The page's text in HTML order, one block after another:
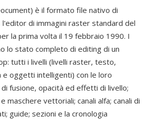
è il formato file nativo di
l'editor di immagini raster standard del
la prima volta il 19 febbraio 1990. I
lo stato completo di editing di un
tutti i livelli (livelli raster, testo,
e oggetti intelligenti) con le loro
fusione, opacità ed effetti di livello;
maschere vettoriali; canali alfa; canali di
guide; sezioni e la cronologia